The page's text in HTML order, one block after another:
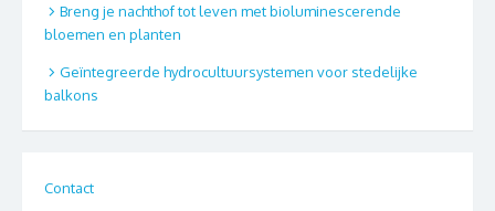
Breng je nachthof tot leven met bioluminescerende
bloemen en planten
Geïntegreerde hydrocultuursystemen voor stedelijke
balkons
Contact